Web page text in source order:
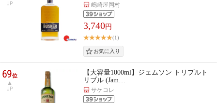
UP 嶋崎屋岡村
3,740円
(1)
69位
UP
【大容量1000ml】ジェムソン トリプルト
リプル (Jam…
サケコレ